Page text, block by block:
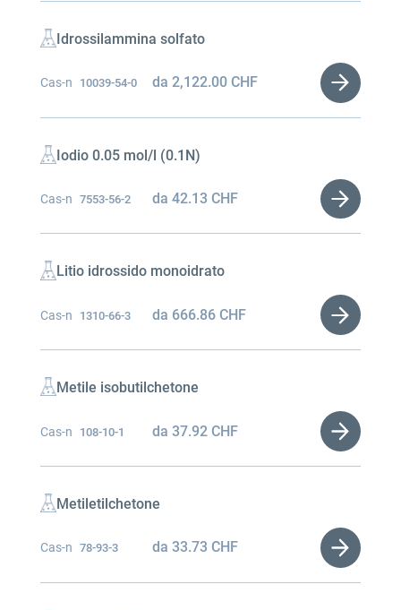
Idrossilammina solfato
Cas-n 10039-54-0 da2,122.00CHF
Iodio 0.05 mol/l (0.1N)
Cas-n 7553-56-2 da42.13CHF
Litio idrossido monoidrato
Cas-n 1310-66-3 da 666.86CHF
Metile isobutilchetone
Cas-n 108-10-1 da37.92CHF
Metiletilchetone
Cas-n 78-93-3 da33.73CHF